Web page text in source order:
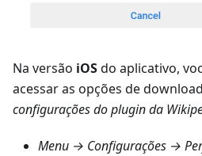
Na versão iOSdo aplicativo,
acessar as opções de
configurações do plugin da
Menu → Configurações →